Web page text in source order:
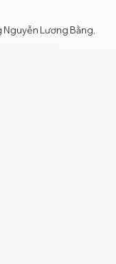
Lương Bằng,